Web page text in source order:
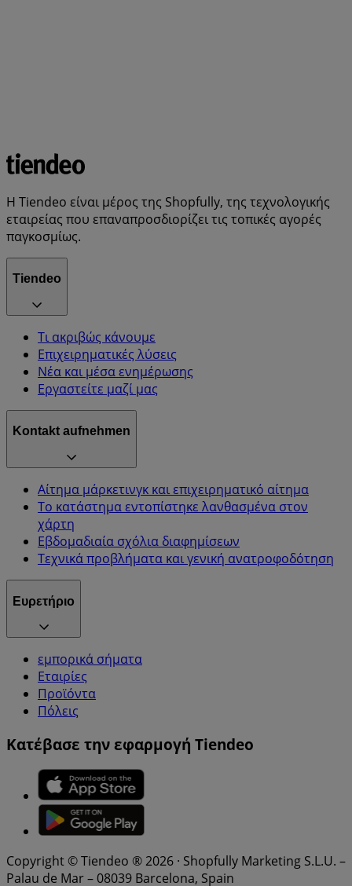
Η Tiendeo είναι μέρος της Shopfully, της τεχνολογικής
εταιρείας που επαναπροσδιορίζει τις τοπικές αγορές
παγκοσμίως.
Tiendeo
Τι ακριβώς κάνουμε
Επιχειρηματικές λύσεις
Νέα και μέσα ενημέρωσης
Εργαστείτε μαζί μας
Kontakt aufnehmen
Αίτημα μάρκετινγκ και επιχειρηματικό αίτημα
Το κατάστημα εντοπίστηκε λανθασμένα στον
χάρτη
Εβδομαδιαία σχόλια διαφημίσεων
Τεχνικά προβλήματα και γενική ανατροφοδότηση
Ευρετήριο
εμπορικά σήματα
Εταιρίες
Προϊόντα
Πόλεις
Κατέβασε την εφαρμογή Tiendeo
Copyright © Tiendeo ® 2026 · Shopfully Marketing S.L.U. –
Palau de Mar – 08039 Barcelona, Spain